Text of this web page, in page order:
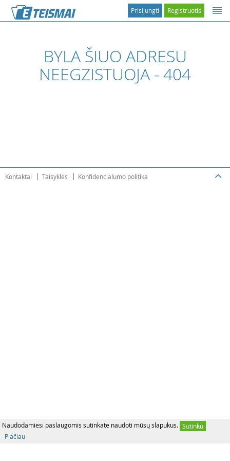
Naudodamiesi paslaugomis sutinkate naudoti mūsų slapukus. Sutinku
Plačiau
Registruotis
Prisijungti
BYLA ŠIUO ADRESU
NEEGZISTUOJA - 404
Kontaktai Taisyklės Konfidencialumo politika